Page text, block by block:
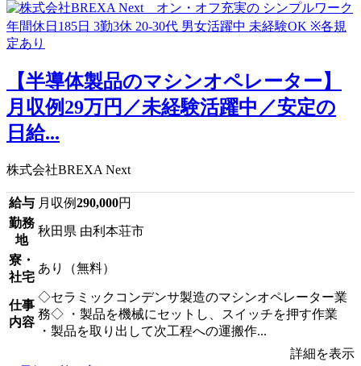
【半導体製品のマシンオペレーター】
月収例29万円／未経験活躍中／安定の
日給...
株式会社BREXA Next
給与 月収例290,000円
勤務
地
秋田県 由利本荘市
寮・
社宅
あり（無料）
仕事
内容
◇セラミックコンデンサ製造のマシンオペレーター業
務◇ ・製品を機械にセットし、スイッチを押す作業
・製品を取り出して次工程への運搬作...
詳細を表示